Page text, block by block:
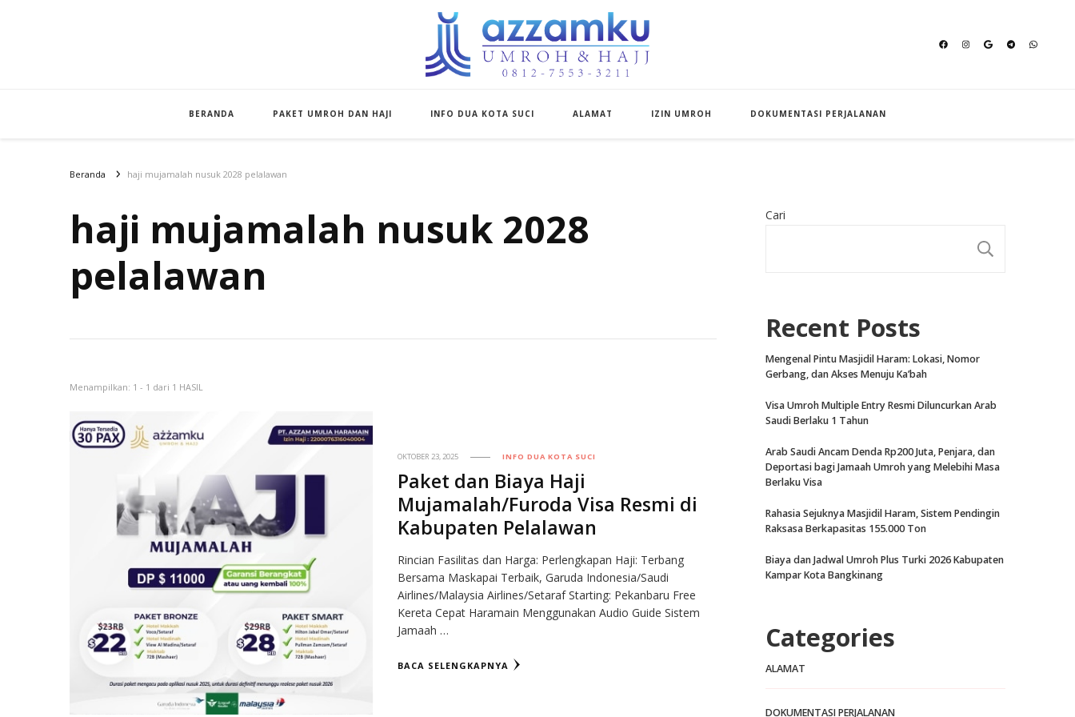
BERANDA PAKET UMROH DAN HAJI INFO DUA KOTA SUCI ALAMAT IZIN UMROH DOKUMENTASI PERJALANAN
Beranda haji mujamalah nusuk 2028 pelalawan
haji mujamalah nusuk 2028
pelalawan
Menampilkan: 1 - 1 dari 1 HASIL
OKTOBER 23, 2025 INFO DUA KOTA SUCI
Paket dan Biaya Haji
Mujamalah/Furoda Visa Resmi di
Kabupaten Pelalawan
Rincian Fasilitas dan Harga: Perlengkapan Haji: Terbang
Bersama Maskapai Terbaik, Garuda Indonesia/Saudi
Airlines/Malaysia Airlines/Setaraf Starting: Pekanbaru Free
Kereta Cepat Haramain Menggunakan Audio Guide Sistem
Jamaah …
BACA SELENGKAPNYA
Cari
Recent Posts
Mengenal Pintu Masjidil Haram: Lokasi, Nomor
Gerbang, dan Akses Menuju Ka’bah
Visa Umroh Multiple Entry Resmi Diluncurkan Arab
Saudi Berlaku 1 Tahun
Arab Saudi Ancam Denda Rp200 Juta, Penjara, dan
Deportasi bagi Jamaah Umroh yang Melebihi Masa
Berlaku Visa
Rahasia Sejuknya Masjidil Haram, Sistem Pendingin
Raksasa Berkapasitas 155.000 Ton
Biaya dan Jadwal Umroh Plus Turki 2026 Kabupaten
Kampar Kota Bangkinang
Categories
ALAMAT
DOKUMENTASI PERJALANAN